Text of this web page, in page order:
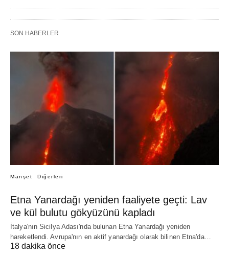
SON HABERLER
Manşet Diğerleri
Etna Yanardağı yeniden faaliyete geçti: Lav
ve kül bulutu gökyüzünü kapladı
İtalya'nın Sicilya Adası'nda bulunan Etna Yanardağı yeniden
hareketlendi. Avrupa'nın en aktif yanardağı olarak bilinen Etna'da…
18 dakika önce